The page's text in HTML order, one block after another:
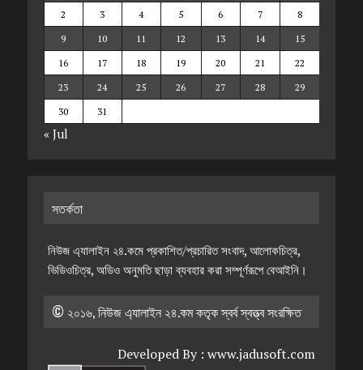
2
3 4 5 6 7
8
9
10 11 12 13 14
15
16
17 18 19 20 21
22
23
24 25 26 27 28
29
30
31
« Jul
সতর্কতা
নিউজ এ্যালাইন ২৪.কমে প্রকাশিত/প্রচারিত সংবাদ, আলোকচিত্র,
ভিডিওচিত্র, অডিও অনুমতি ছাড়া ব্যবহার করা সম্পূর্ণরূপে বেআইনি।
© ২০১৬, নিউজ এ্যালাইন ২৪.কম কতৃক স্বর্ব স্বত্ত্ব সংরক্ষিত
Developed By :www.jadusoft.com